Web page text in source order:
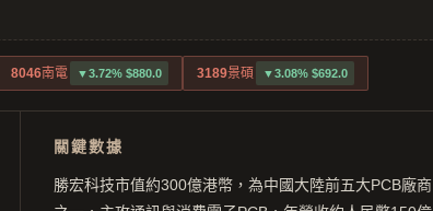
8046南電 ▼3.72% $880.0 3189景碩 ▼3.08% $692.0
關鍵數據
勝宏科技市值約300億港幣，為中國大陸前五大PCB廠商